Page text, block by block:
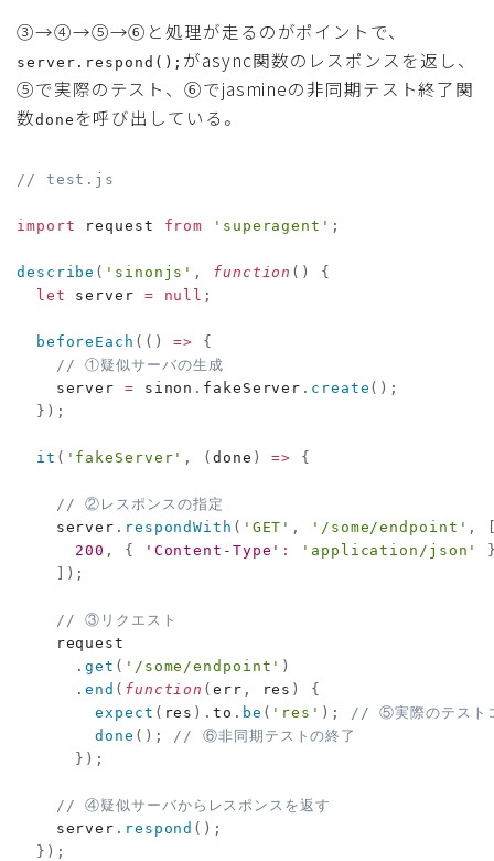
③→④→⑤→⑥と処理が走るのがポイントで、
server.respond(); がasync関数のレスポンスを返し、
⑤で実際のテスト、⑥でjasmineの非同期テスト終了関
数done を呼び出している。
// test.js
import request from 'superagent' ;
describe ( 'sinonjs' , function ( )
{
let
server = null ;
beforeEach ( ( ) =>
{
// ①疑似サーバの生成
    server
= sinon . fakeServer . create ( ) ;
} ) ;
it ( 'fakeServer' , (done ) => {
// ②レスポンスの指定
    server
. respondWith ( 'GET' , '/some/endpoint' ,
200 , { 'Content-Type' : 'application/json'
) ;
// ③リクエスト
    request
.get ( '/some/endpoint' )
.end ( function (err , res )
{
expect ( res ) .to . be ( 'res' ) ;
// ⑤実際のテスト
done ( ) ;
// ⑥非同期テストの終了
} ) ;
// ④疑似サーバからレスポンスを返す
    server
. respond ( ) ;
} ) ;